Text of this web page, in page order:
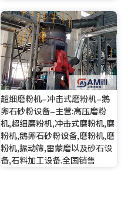
超细磨粉机-冲击式磨粉机-鹅
卵石砂粉设备-主营:高压磨粉
机,超细磨粉机,冲击式磨粉机,磨
粉机,鹅卵石砂粉设备,磨粉机,磨
粉机,振动筛,雷蒙磨以及砂石设
备,石料加工设备.全国销售